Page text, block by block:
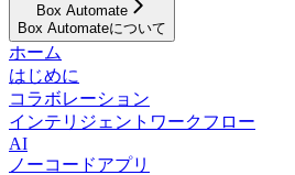
Box Automate
Box Automateについて
ホーム
はじめに
コラボレーション
インテリジェントワークフロー
AI
ノーコードアプリ